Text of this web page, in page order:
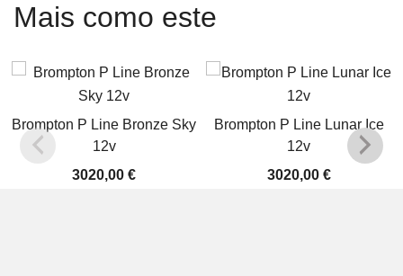
Mais como este
Brompton P Line Bronze Sky
12v
3020,00€
Brompton P Line Lunar Ice
12v
3020,00 €